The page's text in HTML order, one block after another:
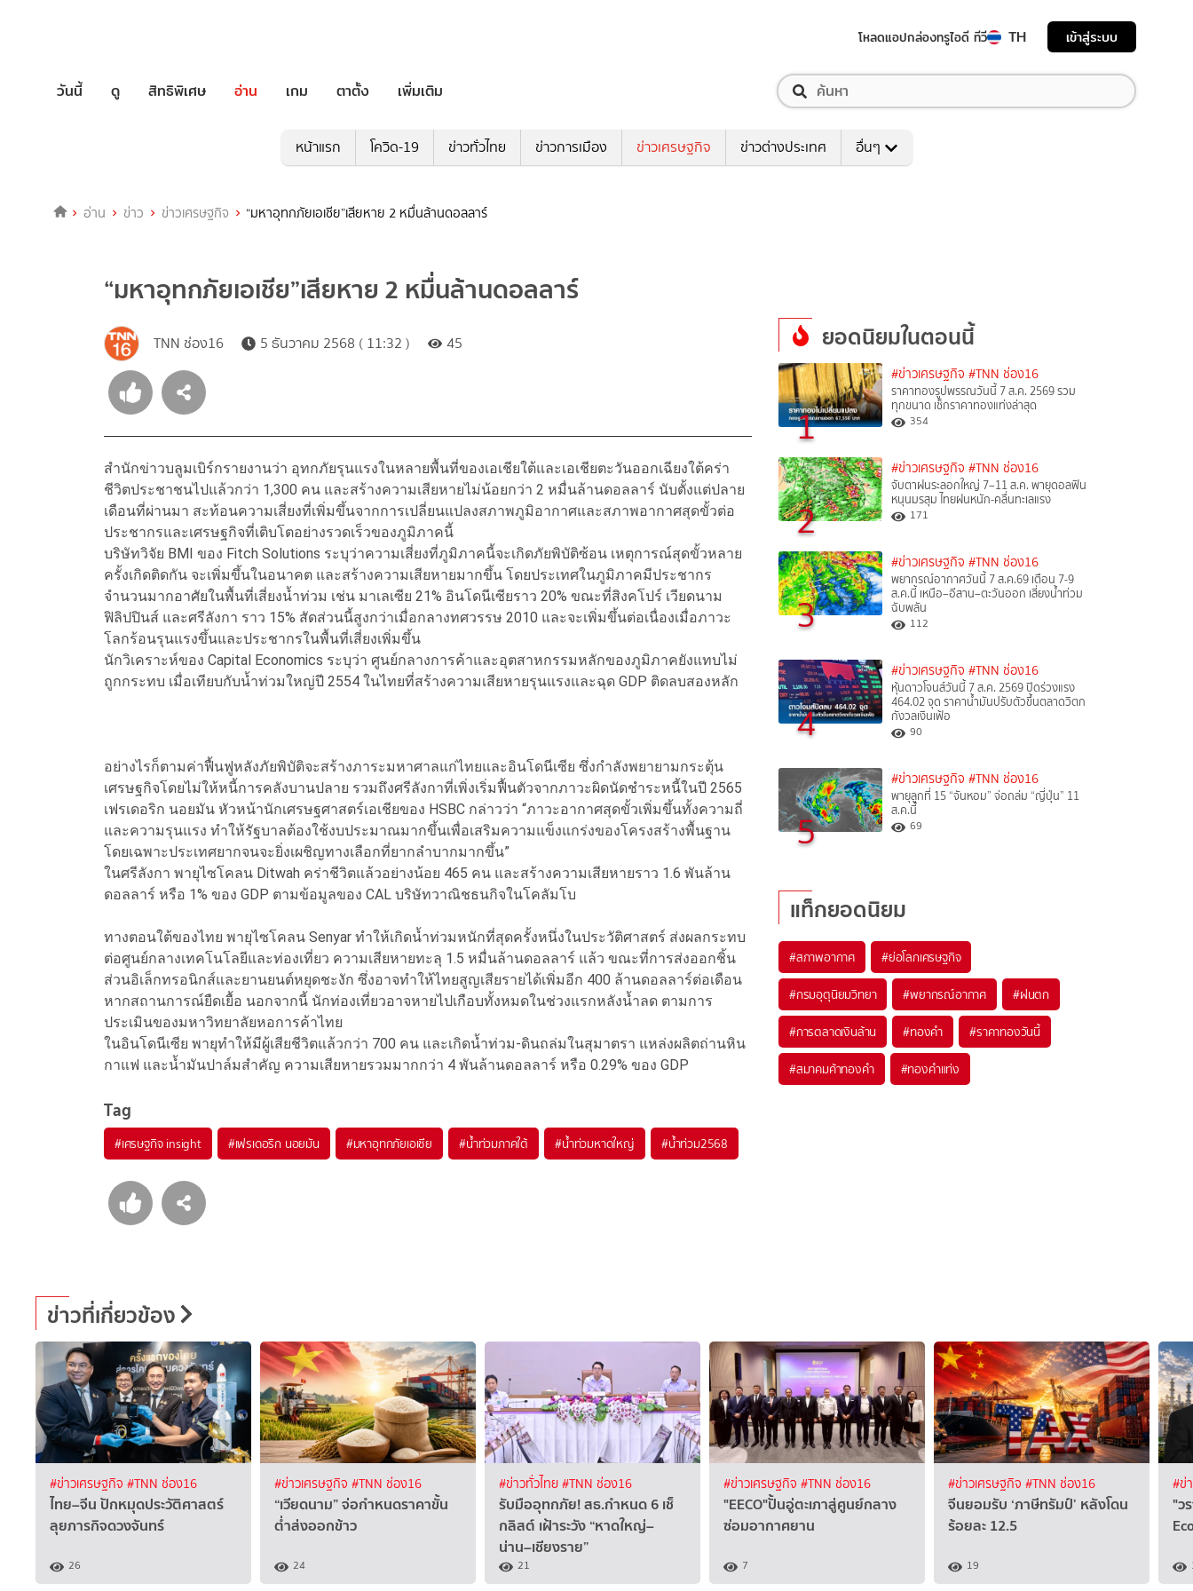
โหลดแอปกล่องทรูไอดี ทีวี TH เข้าสู่ระบบ
วันนี้ ดู สิทธิพิเศษ อ่าน เกม ตาตั้ง เพิ่มเติม
หน้าแรก โควิด-19 ข่าวทั่วไทย ข่าวการเมือง ข่าวเศรษฐกิจ ข่าวต่างประเทศ อื่นๆ
อ่าน ข่าว ข่าวเศรษฐกิจ “มหาอุทกภัยเอเชีย”เสียหาย 2 หมื่นล้านดอลลาร์
“มหาอุทกภัยเอเชีย”เสียหาย 2 หมื่นล้านดอลลาร์
TNN ช่อง16 5 ธันวาคม 2568 ( 11:32 ) 45
สำนักข่าวบลูมเบิร์กรายงานว่า อุทกภัยรุนแรงในหลายพื้นที่ของเอเชียใต้และเอเชียตะวันออกเฉียงใต้คร่า
ชีวิตประชาชนไปแล้วกว่า 1,300 คน และสร้างความเสียหายไม่น้อยกว่า 2 หมื่นล้านดอลลาร์ นับตั้งแต่ปลาย
เดือนที่ผ่านมา สะท้อนความเสี่ยงที่เพิ่มขึ้นจากการเปลี่ยนแปลงสภาพภูมิอากาศและสภาพอากาศสุดขั้วต่อ
ประชากรและเศรษฐกิจที่เติบโตอย่างรวดเร็วของภูมิภาคนี้
บริษัทวิจัย BMI ของ Fitch Solutions ระบุว่าความเสี่ยงที่ภูมิภาคนี้จะเกิดภัยพิบัติซ้อน เหตุการณ์สุดขั้วหลาย
ครั้งเกิดติดกัน จะเพิ่มขึ้นในอนาคต และสร้างความเสียหายมากขึ้น โดยประเทศในภูมิภาคมีประชากร
จำนวนมากอาศัยในพื้นที่เสี่ยงน้ำท่วม เช่น มาเลเซีย 21% อินโดนีเซียราว 20% ขณะที่สิงคโปร์ เวียดนาม
ฟิลิปปินส์ และศรีลังกา ราว 15% สัดส่วนนี้สูงกว่าเมื่อกลางทศวรรษ 2010 และจะเพิ่มขึ้นต่อเนื่องเมื่อภาวะ
โลกร้อนรุนแรงขึ้นและประชากรในพื้นที่เสี่ยงเพิ่มขึ้น
นักวิเคราะห์ของ Capital Economics ระบุว่า ศูนย์กลางการค้าและอุตสาหกรรมหลักของภูมิภาคยังแทบไม่
ถูกกระทบ เมื่อเทียบกับน้ำท่วมใหญ่ปี 2554 ในไทยที่สร้างความเสียหายรุนแรงและฉุด GDP ติดลบสองหลัก
อย่างไรก็ตามค่าฟื้นฟูหลังภัยพิบัติจะสร้างภาระมหาศาลแก่ไทยและอินโดนีเซีย ซึ่งกำลังพยายามกระตุ้น
เศรษฐกิจโดยไม่ให้หนี้การคลังบานปลาย รวมถึงศรีลังกาที่เพิ่งเริ่มฟื้นตัวจากภาวะผิดนัดชำระหนี้ในปี 2565
เฟรเดอริก นอยมัน หัวหน้านักเศรษฐศาสตร์เอเชียของ HSBC กล่าวว่า “ภาวะอากาศสุดขั้วเพิ่มขึ้นทั้งความถี่
และความรุนแรง ทำให้รัฐบาลต้องใช้งบประมาณมากขึ้นเพื่อเสริมความแข็งแกร่งของโครงสร้างพื้นฐาน
โดยเฉพาะประเทศยากจนจะยิ่งเผชิญทางเลือกที่ยากลำบากมากขึ้น”
ในศรีลังกา พายุไซโคลน Ditwah คร่าชีวิตแล้วอย่างน้อย 465 คน และสร้างความเสียหายราว 1.6 พันล้าน
ดอลลาร์ หรือ 1% ของ GDP ตามข้อมูลของ CAL บริษัทวาณิชธนกิจในโคลัมโบ
ทางตอนใต้ของไทย พายุไซโคลน Senyar ทำให้เกิดน้ำท่วมหนักที่สุดครั้งหนึ่งในประวัติศาสตร์ ส่งผลกระทบ
ต่อศูนย์กลางเทคโนโลยีและท่องเที่ยว ความเสียหายทะลุ 1.5 หมื่นล้านดอลลาร์ แล้ว ขณะที่การส่งออกชิ้น
ส่วนอิเล็กทรอนิกส์และยานยนต์หยุดชะงัก ซึ่งอาจทำให้ไทยสูญเสียรายได้เพิ่มอีก 400 ล้านดอลลาร์ต่อเดือน
หากสถานการณ์ยืดเยื้อ นอกจากนี้ นักท่องเที่ยวอาจหายไปเกือบทั้งหมดในช่วงแรกหลังน้ำลด ตามการ
ประเมินของมหาวิทยาลัยหอการค้าไทย
ในอินโดนีเซีย พายุทำให้มีผู้เสียชีวิตแล้วกว่า 700 คน และเกิดน้ำท่วม-ดินถล่มในสุมาตรา แหล่งผลิตถ่านหิน
กาแฟ และน้ำมันปาล์มสำคัญ ความเสียหายรวมมากกว่า 4 พันล้านดอลลาร์ หรือ 0.29% ของ GDP
Tag
#เศรษฐกิจ insight #เฟรเดอริก นอยมัน #มหาอุทกภัยเอเชีย #น้ำท่วมภาคใต้ #น้ำท่วมหาดใหญ่ #น้ำท่วม2568
ยอดนิยมในตอนนี้
1
#ข่าวเศรษฐกิจ #TNN ช่อง16
ราคาทองรูปพรรณวันนี้ 7 ส.ค. 2569 รวม
ทุกขนาด เช็กราคาทองแท่งล่าสุด
354
2
#ข่าวเศรษฐกิจ #TNN ช่อง16
จับตาฝนระลอกใหญ่ 7–11 ส.ค. พายุดอลฟิน
หนุนมรสุม ไทยฝนหนัก-คลื่นทะเลแรง
171
3
#ข่าวเศรษฐกิจ #TNN ช่อง16
พยากรณ์อากาศวันนี้ 7 ส.ค.69 เตือน 7-9
ส.ค.นี้ เหนือ–อีสาน–ตะวันออก เสี่ยงน้ำท่วม
ฉับพลัน
112
4
#ข่าวเศรษฐกิจ #TNN ช่อง16
หุ้นดาวโจนส์วันนี้ 7 ส.ค. 2569 ปิดร่วงแรง
464.02 จุด ราคาน้ำมันปรับตัวขึ้นตลาดวิตก
กังวลเงินเฟ้อ
90
5
#ข่าวเศรษฐกิจ #TNN ช่อง16
พายุลูกที่ 15 “จันหอม” จ่อถล่ม “ญี่ปุ่น” 11
ส.ค.นี้
69
แท็กยอดนิยม
#สภาพอากาศ #ย่อโลกเศรษฐกิจ
#กรมอุตุนิยมวิทยา #พยากรณ์อากาศ #ฝนตก
#การตลาดเงินล้าน #ทองคำ #ราคาทองวันนี้
#สมาคมค้าทองคำ #ทองคำแท่ง
ข่าวที่เกี่ยวข้อง
#ข่าวเศรษฐกิจ #TNN ช่อง16
ไทย–จีน ปักหมุดประวัติศาสตร์
ลุยภารกิจดวงจันทร์
26
#ข่าวเศรษฐกิจ #TNN ช่อง16
“เวียดนาม” จ่อกำหนดราคาขั้น
ต่ำส่งออกข้าว
24
#ข่าวทั่วไทย#TNN ช่อง16
รับมืออุทกภัย! สธ.กำหนด 6 เช็
กลิสต์ เฝ้าระวัง “หาดใหญ่–
น่าน–เชียงราย”
21
#ข่าวเศรษฐกิจ #TNN ช่อง16
"EECO"ปั้นอู่ตะเภาสู่ศูนย์กลาง
ซ่อมอากาศยาน
7
#ข่าวเศรษฐกิจ #TNN ช่อง16
จีนยอมรับ ‘ภาษีทรัมป์’ หลังโดน
ร้อยละ 12.5
19
#ข่
"ว